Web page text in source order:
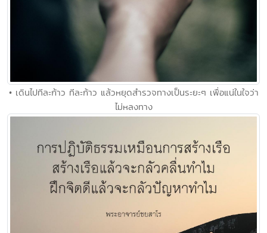
• เดินไปทีละก้าว ทีละก้าว แล้วหยุดสำรวจทางเป็นระยะๆ เพื่อแน่ในใจว่า
ไม่หลงทาง